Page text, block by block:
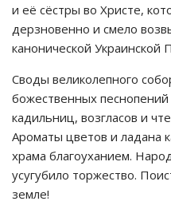
и её сёстры во Христе,
дерзновенно и смело
канонической Украинской
Своды великолепного
божественных
кадильниц, возгласов и
Ароматы цветов и ладана
храма благоуханием.
усугубило торжество.
земле!